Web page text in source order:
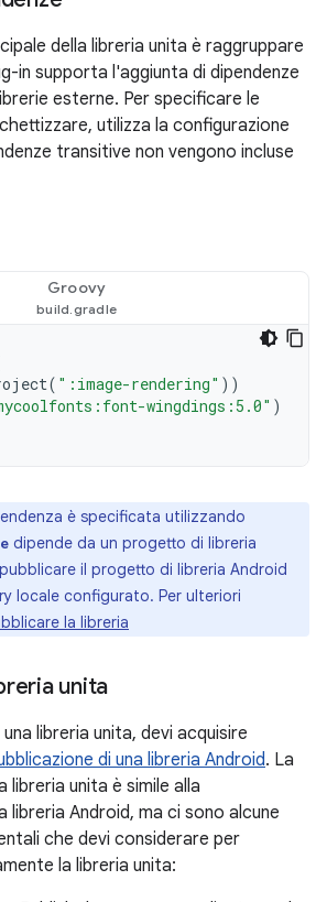
della libreria unita è raggruppare
in supporta l'aggiunta di dipendenze
esterne. Per specificare le
utilizza la configurazione
transitive non vengono incluse
Groovy
( ":image-rendering" ))
wingdings:5.0" )
è specificata utilizzando
dipende da un progetto di libreria
il progetto di libreria Android
locale configurato. Per ulteriori
la libreria
unita
libreria unita, devi acquisire
di una libreria Android. La
libreria unita è simile alla
libreria Android, ma ci sono alcune
che devi considerare per
la libreria unita: